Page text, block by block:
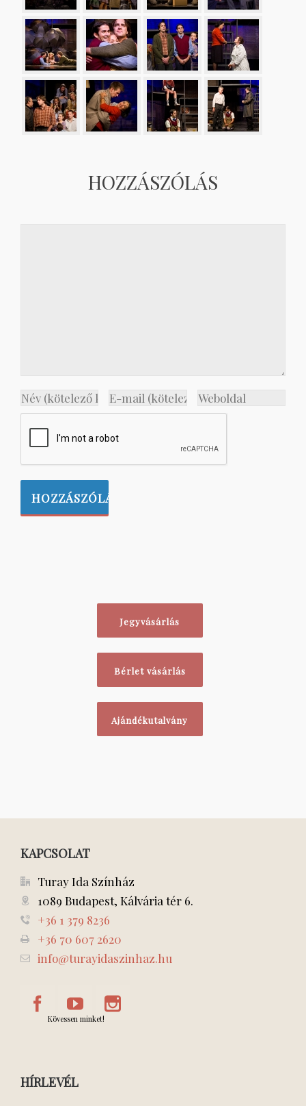
HOZZÁSZÓLÁS
Jegyvásárlás
Bérlet vásárlás
Ajándékutalvány
KAPCSOLAT
Turay Ida Színház
1089 Budapest, Kálvária tér 6.
+36 1 379 8236
+36 70 607 2620
info@turayidaszinhaz.hu
Kövessen minket!
HÍRLEVÉL